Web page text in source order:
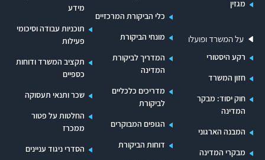
המינהל התקין, וראוי להפסיקה לאלתר.
הבנק נוהג לקבוע מכסות שנתיות לקידום עובדים. כל
עוד המכסה נקבעת מראש כאילוץ לפי הסכמים עם
ועדי עובדים, היא פוגעת ביעילות של קידום בדרגות
ככלי חשוב לניהול ותגמול עובדים לפי רמת תפקודם.
בשנים האחרונות הקטין הבנק את המכסה השנתית
ובשנת 2005 קבעה הנהלת הבנק את מכסות הקידום
בלי מעורבות ועדי העובדים של הבנק. עם זאת
מגזין
על המשרד ופועלו
רקע היסטורי
חזון המשרד
חוק יסוד: מבקר
המדינה
המבנה הארגוני
מבקרי המדינה
כלי הביקורת המרכזיים
מונחי הביקורת
המדריך לביקורת
המדינה
מדריכים כלכליים
לביקורת
הגופים המבוקרים
דוחות הביקורת
מידע
תוכניות עבודה וסיכומי
פעילות
תקציב המשרד ודוחות
כספיים
שכר ותנאי תעסוקה
החלטות על פטור
ממכרז
הסדרי ניגוד עניינים